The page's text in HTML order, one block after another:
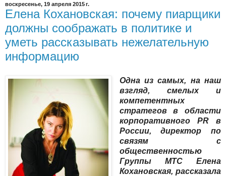
воскресенье, 19 апреля 2015 г.
Елена Кохановская: почему пиарщики
должны соображать в политике и
уметь рассказывать нежелательную
информацию
Одна из самых, на наш
взгляд, смелых и
компетентных
стратегов в области
корпоративного PR в
России, директор по
связям с
общественностью
Группы МТС Елена
Кохановская, рассказала